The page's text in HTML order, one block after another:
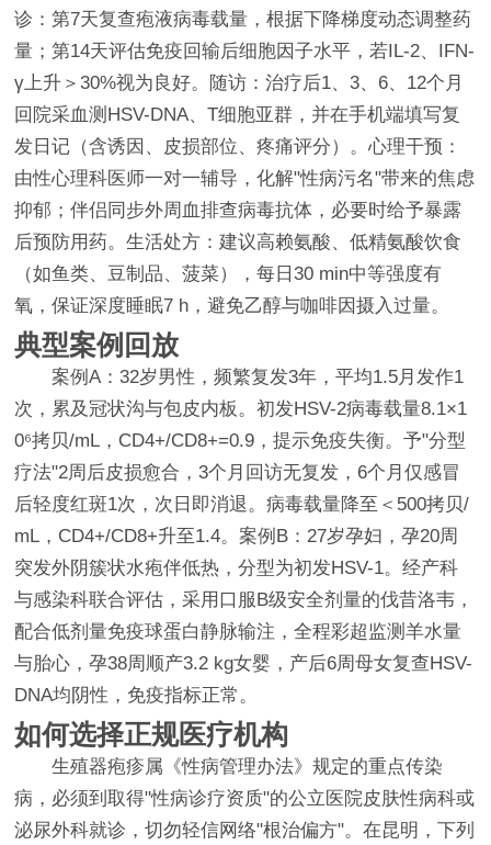
诊：第7天复查疱液病毒载量，根据下降梯度动态调整药
量；第14天评估免疫回输后细胞因子水平，若IL-2、IFN-
γ上升＞30%视为良好。随访：治疗后1、3、6、12个月
回院采血测HSV-DNA、T细胞亚群，并在手机端填写复
发日记（含诱因、皮损部位、疼痛评分）。心理干预：
由性心理科医师一对一辅导，化解"性病污名"带来的焦虑
抑郁；伴侣同步外周血排查病毒抗体，必要时给予暴露
后预防用药。生活处方：建议高赖氨酸、低精氨酸饮食
（如鱼类、豆制品、菠菜），每日30 min中等强度有
氧，保证深度睡眠7 h，避免乙醇与咖啡因摄入过量。
典型案例回放
案例A：32岁男性，频繁复发3年，平均1.5月发作1
次，累及冠状沟与包皮内板。初发HSV-2病毒载量8.1×1
0⁶拷贝/mL，CD4+/CD8+=0.9，提示免疫失衡。予"分型
疗法"2周后皮损愈合，3个月回访无复发，6个月仅感冒
后轻度红斑1次，次日即消退。病毒载量降至＜500拷贝/
mL，CD4+/CD8+升至1.4。案例B：27岁孕妇，孕20周
突发外阴簇状水疱伴低热，分型为初发HSV-1。经产科
与感染科联合评估，采用口服B级安全剂量的伐昔洛韦，
配合低剂量免疫球蛋白静脉输注，全程彩超监测羊水量
与胎心，孕38周顺产3.2 kg女婴，产后6周母女复查HSV-
DNA均阴性，免疫指标正常。
如何选择正规医疗机构
生殖器疱疹属《性病管理办法》规定的重点传染
病，必须到取得"性病诊疗资质"的公立医院皮肤性病科或
泌尿外科就诊，切勿轻信网络"根治偏方"。在昆明，下列